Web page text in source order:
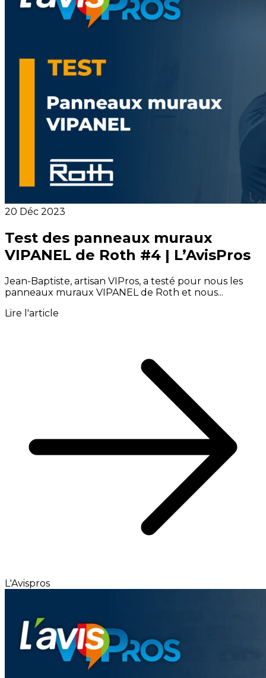
20 Déc 2023
Test des panneaux muraux
VIPANEL de Roth #4 | L’AvisPros
Jean-Baptiste, artisan VIPros, a testé pour nous les
panneaux muraux VIPANEL de Roth et nous...
Lire l'article
L'Avispros